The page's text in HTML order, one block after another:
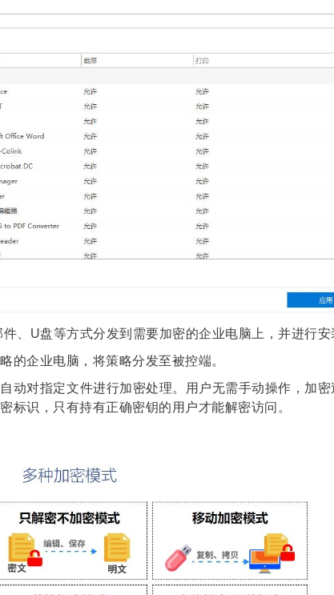
、U盘等方式分发到需要加密的企业电脑上，并进行安
的企业电脑，将策略分发至被控端。
动对指定文件进行加密处理。用户无需手动操作，加密
标识，只有持有正确密钥的用户才能解密访问。